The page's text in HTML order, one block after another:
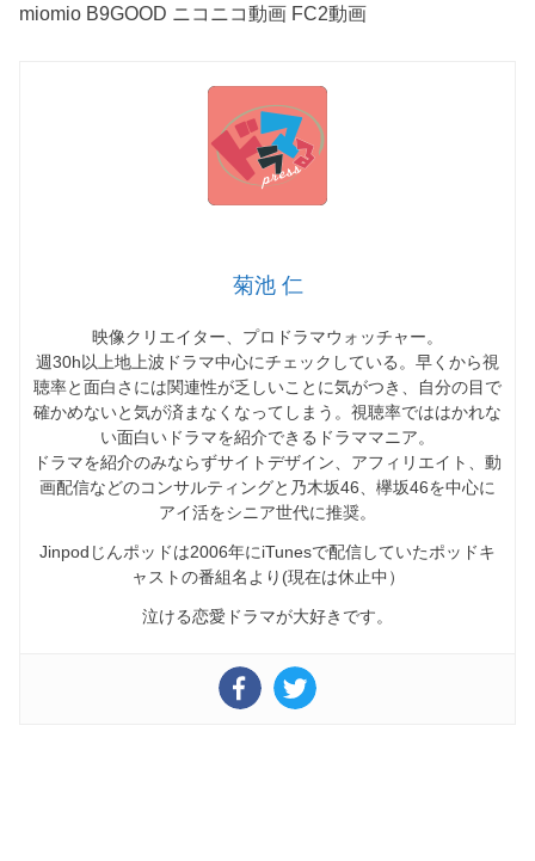
miomio B9GOOD ニコニコ動画 FC2動画
菊池 仁
映像クリエイター、プロドラマウォッチャー。
週30h以上地上波ドラマ中心にチェックしている。早くから視
聴率と面白さには関連性が乏しいことに気がつき、自分の目で
確かめないと気が済まなくなってしまう。視聴率でははかれな
い面白いドラマを紹介できるドラママニア。
ドラマを紹介のみならずサイトデザイン、アフィリエイト、動
画配信などのコンサルティングと乃木坂46、欅坂46を中心に
アイ活をシニア世代に推奨。
Jinpodじんポッドは2006年にiTunesで配信していたポッドキ
ャストの番組名より(現在は休止中）
泣ける恋愛ドラマが大好きです。